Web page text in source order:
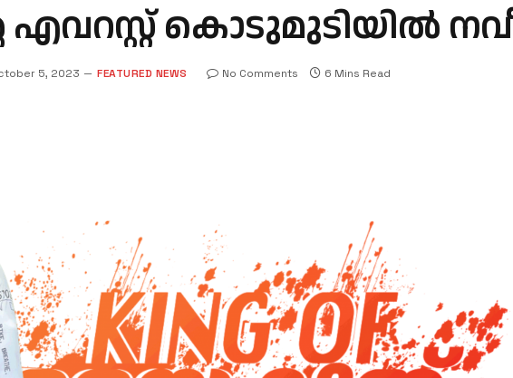
എവറസ്റ്റ് കൊടുമുടിയിൽ
5, 2023 FEATURED NEWS No Comments 6 Mins Read